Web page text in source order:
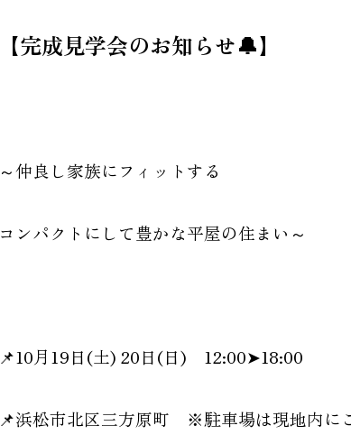
【完成見学会のお知らせ🔔】
～仲良し家族にフィットする
コンパクトにして豊かな平屋の住まい～
📌10月19日(土) 20日(日) 12:00➤18:00
📌浜松市北区三方原町 ※駐車場は現地内に